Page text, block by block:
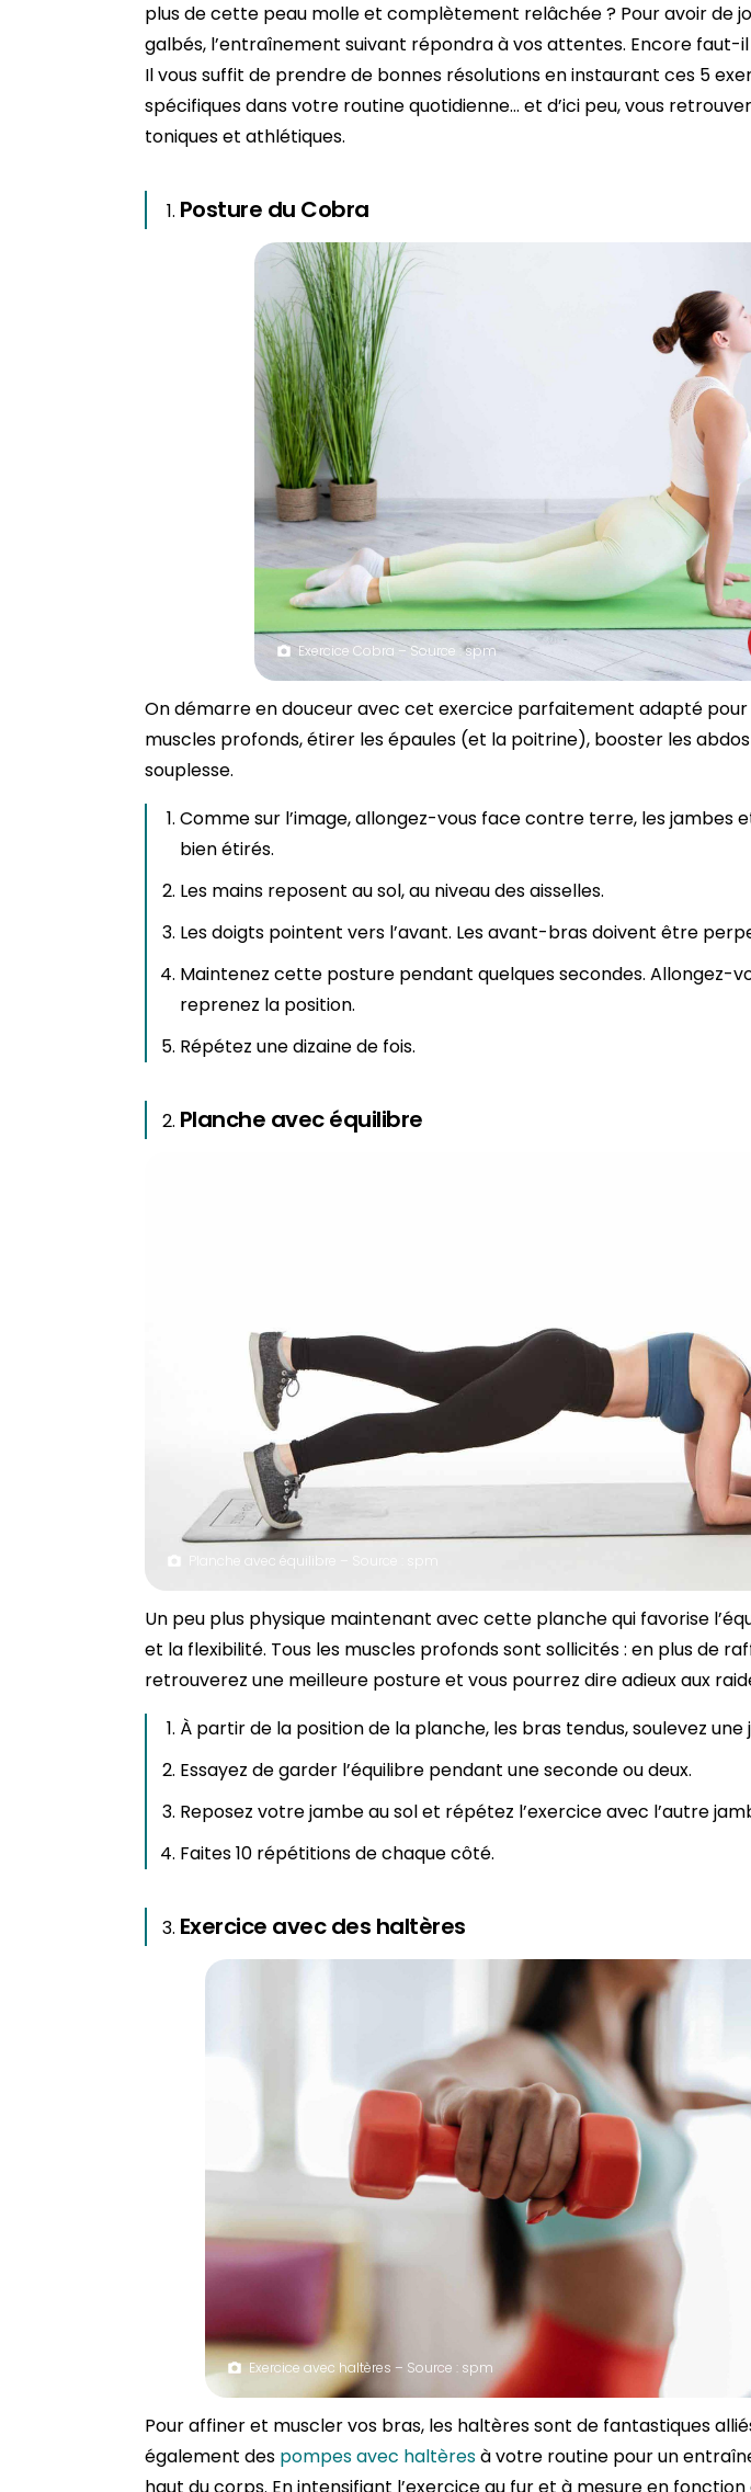
plus de cette peau molle et complètement relâchée ? Pour avoir de
galbés, l’entraînement suivant répondra à vos attentes. Encore faut-
Il vous suffit de prendre de bonnes résolutions en instaurant ces 5
spécifiques dans votre routine quotidienne… et d’ici peu, vous
toniques et athlétiques.
Posture du Cobra
Exercice Cobra – Source : spm
On démarre en douceur avec cet exercice parfaitement adapté
muscles profonds, étirer les épaules (et la poitrine), booster les
souplesse.
Comme sur l’image, allongez-vous face contre terre, les jambes
bien étirés.
Les mains reposent au sol, au niveau des aisselles.
Les doigts pointent vers l’avant. Les avant-bras doivent être
Maintenez cette posture pendant quelques secondes. Allongez-
reprenez la position.
Répétez une dizaine de fois.
Planche avec équilibre
Planche avec équilibre – Source : spm
Un peu plus physique maintenant avec cette planche qui favorise
et la flexibilité. Tous les muscles profonds sont sollicités : en plus de
retrouverez une meilleure posture et vous pourrez dire adieux aux
À partir de la position de la planche, les bras tendus, soulevez une
Essayez de garder l’équilibre pendant une seconde ou deux.
Reposez votre jambe au sol et répétez l’exercice avec l’autre
Faites 10 répétitions de chaque côté.
Exercice avec des haltères
Exercice avec haltères – Source : spm
Pour affiner et muscler vos bras, les haltères sont de fantastiques
également des pompes avec haltèresà votre routine pour un